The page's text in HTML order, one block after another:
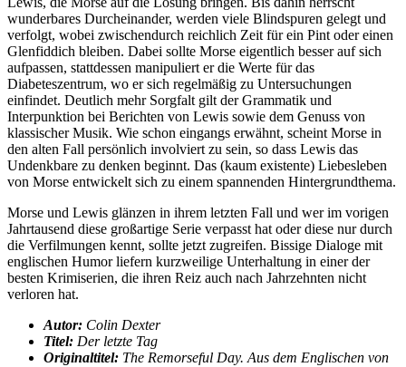
wunderbares Durcheinander, werden viele Blindspuren gelegt und
verfolgt, wobei zwischendurch reichlich Zeit für ein Pint oder einen
Glenfiddich bleiben. Dabei sollte Morse eigentlich besser auf sich
aufpassen, stattdessen manipuliert er die Werte für das
Diabeteszentrum, wo er sich regelmäßig zu Untersuchungen
einfindet. Deutlich mehr Sorgfalt gilt der Grammatik und
Interpunktion bei Berichten von Lewis sowie dem Genuss von
klassischer Musik. Wie schon eingangs erwähnt, scheint Morse in
den alten Fall persönlich involviert zu sein, so dass Lewis das
Undenkbare zu denken beginnt. Das (kaum existente) Liebesleben
von Morse entwickelt sich zu einem spannenden Hintergrundthema.
Morse und Lewis glänzen in ihrem letzten Fall und wer im vorigen
Jahrtausend diese großartige Serie verpasst hat oder diese nur durch
die Verfilmungen kennt, sollte jetzt zugreifen. Bissige Dialoge mit
englischen Humor liefern kurzweilige Unterhaltung in einer der
besten Krimiserien, die ihren Reiz auch nach Jahrzehnten nicht
verloren hat.
Autor: Colin Dexter
Titel: Der letzte Tag
Originaltitel: The Remorseful Day. Aus dem Englischen von